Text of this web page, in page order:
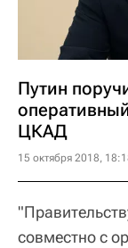
Путин
ЦКАД
15 октября 2018,
совместно с